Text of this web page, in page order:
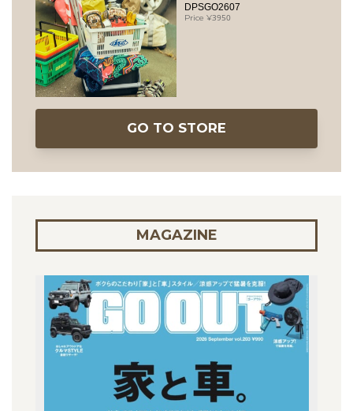
DPSGO2607
3950
GO TO STORE
MAGAZINE